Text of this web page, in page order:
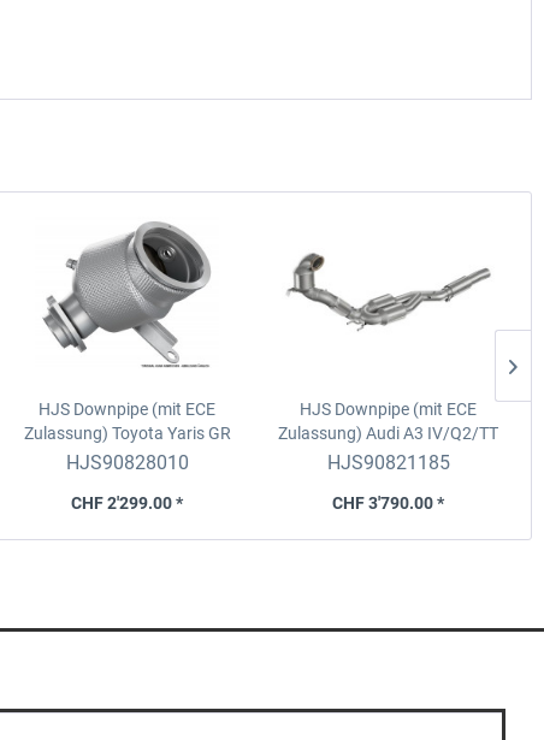
HJS Downpipe (mit ECE
Zulassung) Toyota Yaris GR
Gen2 (206kW, Motorcode
HJS90828010
CHF 2'299.00 *
HJS Downpipe (mit ECE
Zulassung) Audi A3 IV/Q2/TT
III/TT S III/SQ2
HJS90821185
CHF 3'790.00 *